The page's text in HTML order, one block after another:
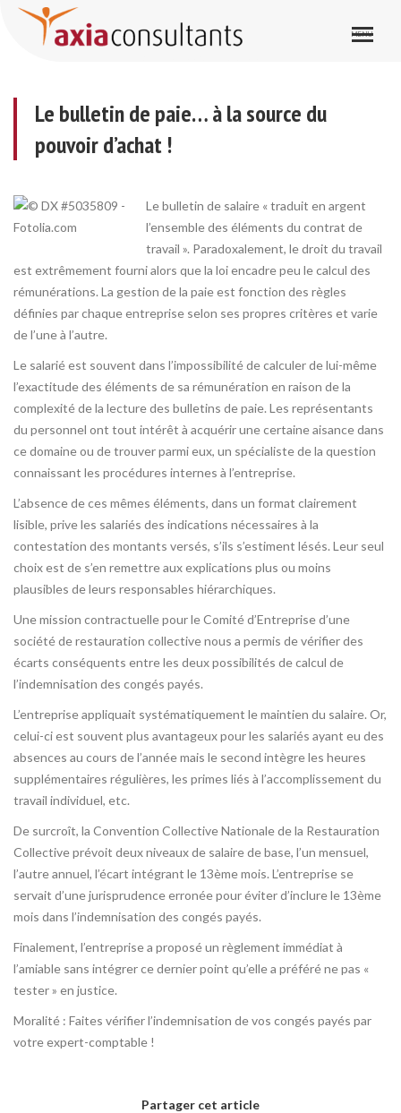
Le bulletin de paie… à la source du
pouvoir d’achat !
Le bulletin de salaire « traduit en argent
l’ensemble des éléments du contrat de
travail ». Paradoxalement, le droit du travail
est extrêmement fourni alors que la loi encadre peu le calcul des
rémunérations. La gestion de la paie est fonction des règles
définies par chaque entreprise selon ses propres critères et varie
de l’une à l’autre.
Le salarié est souvent dans l’impossibilité de calculer de lui-même
l’exactitude des éléments de sa rémunération en raison de la
complexité de la lecture des bulletins de paie. Les représentants
du personnel ont tout intérêt à acquérir une certaine aisance dans
ce domaine ou de trouver parmi eux, un spécialiste de la question
connaissant les procédures internes à l’entreprise.
L’absence de ces mêmes éléments, dans un format clairement
lisible, prive les salariés des indications nécessaires à la
contestation des montants versés, s’ils s’estiment lésés. Leur seul
choix est de s’en remettre aux explications plus ou moins
plausibles de leurs responsables hiérarchiques.
Une mission contractuelle pour le Comité d’Entreprise d’une
société de restauration collective nous a permis de vérifier des
écarts conséquents entre les deux possibilités de calcul de
l’indemnisation des congés payés.
L’entreprise appliquait systématiquement le maintien du salaire. Or,
celui-ci est souvent plus avantageux pour les salariés ayant eu des
absences au cours de l’année mais le second intègre les heures
supplémentaires régulières, les primes liés à l’accomplissement du
travail individuel, etc.
De surcroît, la Convention Collective Nationale de la Restauration
Collective prévoit deux niveaux de salaire de base, l’un mensuel,
l’autre annuel, l’écart intégrant le 13ème mois. L’entreprise se
servait d’une jurisprudence erronée pour éviter d’inclure le 13ème
mois dans l’indemnisation des congés payés.
Finalement, l’entreprise a proposé un règlement immédiat à
l’amiable sans intégrer ce dernier point qu’elle a préféré ne pas «
tester » en justice.
Moralité : Faites vérifier l’indemnisation de vos congés payés par
votre expert-comptable !
Partager cet article